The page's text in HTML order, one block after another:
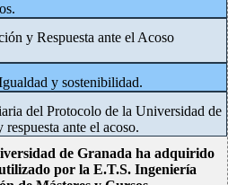
y Respuesta ante el Acoso
y sostenibilidad.
del Protocolo de la Universidad de
ante el acoso.
de Granada ha adquirido
por la E.T.S. Ingeniería